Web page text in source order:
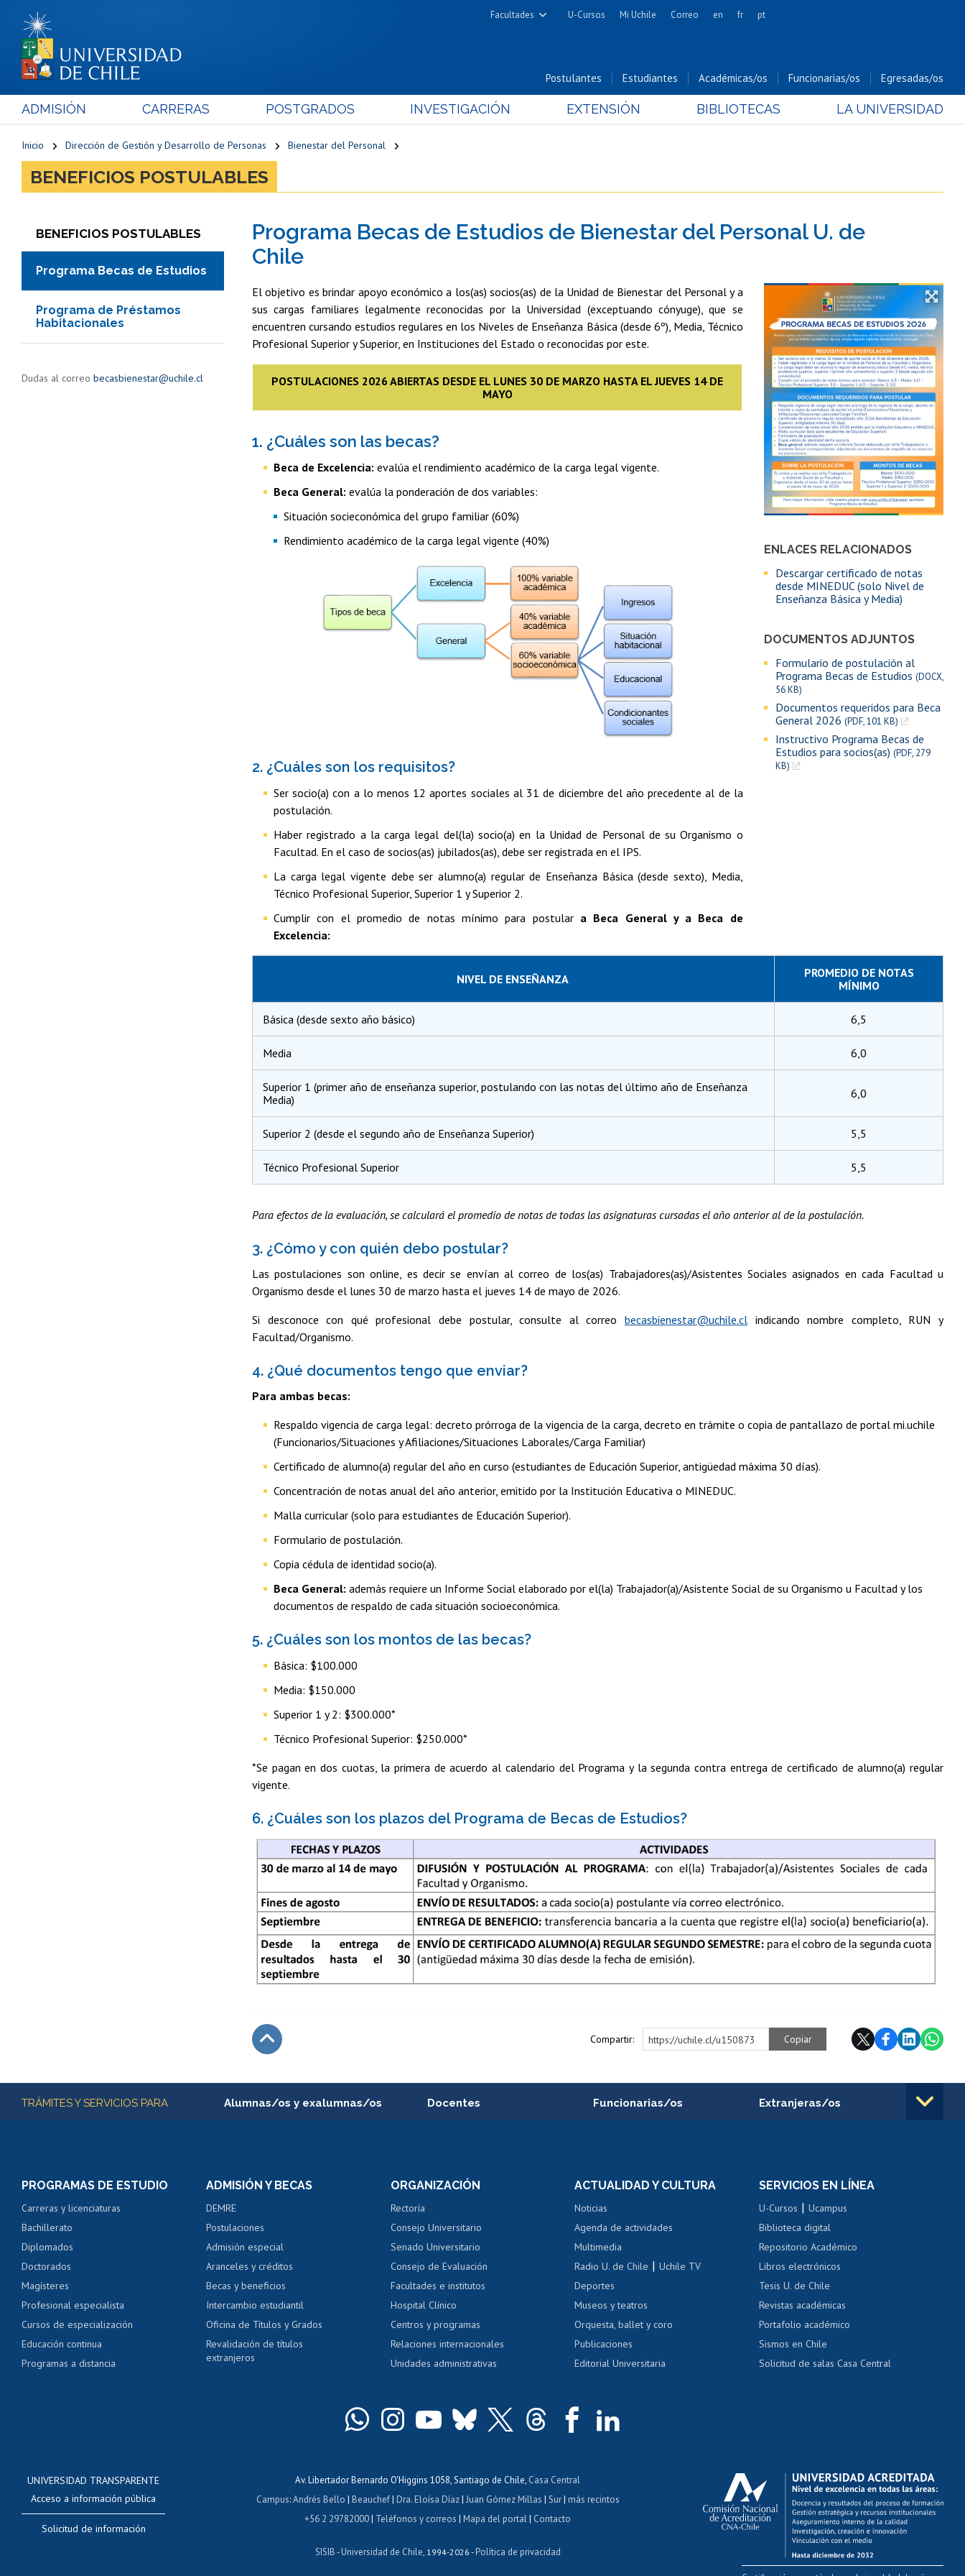
Facultades
Cs. Físicas y Matemáticas
Cs. Forestales y Conservación
Cs. Químicas y Farmacéuticas
Cs. Sociales
Estudios Avanzados en Educación
Estudios Internacionales
U-Cursos Mi Uchile Correo en fr pt
Postulantes Estudiantes Académicas/os Funcionarias/os Egresadas/os
ADMISIÓN CARRERAS POSTGRADOS INVESTIGACIÓN EXTENSIÓN BIBLIOTECAS LA UNIVERSIDAD
Inicio Dirección de Gestión y Desarrollo de Personas Bienestar del Personal
BENEFICIOS POSTULABLES
BENEFICIOS POSTULABLES
Programa Becas de Estudios
Programa de Préstamos
Habitacionales
Dudas al correo becasbienestar@uchile.cl
Programa Becas de Estudios de Bienestar del Personal U. de
Chile
ENLACES RELACIONADOS
Descargar certificado de notas
desde MINEDUC (solo Nivel de
Enseñanza Básica y Media)
DOCUMENTOS ADJUNTOS
Formulario de postulación al
Programa Becas de Estudios (DOCX,
56 KB)
Documentos requeridos para Beca
General 2026 (PDF, 101 KB)
Instructivo Programa Becas de
Estudios para socios(as) (PDF, 279
KB)
El objetivo es brindar apoyo económico a los(as) socios(as) de la Unidad de Bienestar del Personal y a
sus cargas familiares legalmente reconocidas por la Universidad (exceptuando cónyuge), que se
encuentren cursando estudios regulares en los Niveles de Enseñanza Básica (desde 6º), Media, Técnico
Profesional Superior y Superior, en Instituciones del Estado o reconocidas por este.
POSTULACIONES 2026 ABIERTAS DESDE EL LUNES 30 DE MARZO HASTA EL JUEVES 14 DE
MAYO
1. ¿Cuáles son las becas?
Beca de Excelencia: evalúa el rendimiento académico de la carga legal vigente.
Beca General: evalúa la ponderación de dos variables:
Situación socieconómica del grupo familiar (60%)
Rendimiento académico de la carga legal vigente (40%)
2. ¿Cuáles son los requisitos?
Ser socio(a) con a lo menos 12 aportes sociales al 31 de diciembre del año precedente al de la
postulación.
Haber registrado a la carga legal del(la) socio(a) en la Unidad de Personal de su Organismo o
Facultad. En el caso de socios(as) jubilados(as), debe ser registrada en el IPS.
La carga legal vigente debe ser alumno(a) regular de Enseñanza Básica (desde sexto), Media,
Técnico Profesional Superior, Superior 1 y Superior 2.
Cumplir con el promedio de notas mínimo para postular a Beca General y a Beca de
Excelencia:
NIVEL DE ENSEÑANZA
PROMEDIO DE NOTAS
MÍNIMO
Básica (desde sexto año básico) 6,5
Media 6,0
Superior 1 (primer año de enseñanza superior, postulando con las notas del último año de Enseñanza
Media)
6,0
Superior 2 (desde el segundo año de Enseñanza Superior) 5,5
Técnico Profesional Superior 5,5
Para efectos de la evaluación, se calculará el promedio de notas de todas las asignaturas cursadas el año anterior al de la postulación.
3. ¿Cómo y con quién debo postular?
Las postulaciones son online, es decir se envían al correo de los(as) Trabajadores(as)/Asistentes Sociales asignados en cada Facultad u
Organismo desde el lunes 30 de marzo hasta el jueves 14 de mayo de 2026.
Si desconoce con qué profesional debe postular, consulte al correo becasbienestar@uchile.cl indicando nombre completo, RUN y
Facultad/Organismo.
4. ¿Qué documentos tengo que enviar?
Para ambas becas:
Respaldo vigencia de carga legal: decreto prórroga de la vigencia de la carga, decreto en trámite o copia de pantallazo de portal mi.uchile
(Funcionarios/Situaciones y Afiliaciones/Situaciones Laborales/Carga Familiar)
Certificado de alumno(a) regular del año en curso (estudiantes de Educación Superior, antigüedad máxima 30 días).
Concentración de notas anual del año anterior, emitido por la Institución Educativa o MINEDUC.
Malla curricular (solo para estudiantes de Educación Superior).
Formulario de postulación.
Copia cédula de identidad socio(a).
Beca General: además requiere un Informe Social elaborado por el(la) Trabajador(a)/Asistente Social de su Organismo u Facultad y los
documentos de respaldo de cada situación socioeconómica.
5. ¿Cuáles son los montos de las becas?
Básica: $100.000
Media: $150.000
Superior 1 y 2: $300.000*
Técnico Profesional Superior: $250.000*
*Se pagan en dos cuotas, la primera de acuerdo al calendario del Programa y la segunda contra entrega de certificado de alumno(a) regular
vigente.
6. ¿Cuáles son los plazos del Programa de Becas de Estudios?
Compartir: https://uchile.cl/u150873 Copiar
Más información
TRÁMITES Y SERVICIOS PARA Alumnas/os y exalumnas/os
Servicio médico y dental
Pago de arancel y crédito alumnos
Pago de arancel y crédito exalumnos
Certificado de títulos y grados
Docentes
Perfeccionamiento
Evaluación docente
Calificación académica
Postulación al AUCAI
Funcionarias/os
Portal de movilidad interna
Certificado de renta
Certificado de renta
Extranjeras/os
Cursos de español
Mi Uchile Ayuda tecnológica Tarjeta TUI Acoso laboral, sexual y violencia Denuncias administrativas
PROGRAMAS DE ESTUDIO
Carreras y licenciaturas
Bachillerato
Diplomados
Doctorados
Magísteres
Profesional especialista
Cursos de especialización
Educación continua
Programas a distancia
ADMISIÓN Y BECAS
DEMRE
Postulaciones
Admisión especial
Aranceles y créditos
Becas y beneficios
Intercambio estudiantil
Oficina de Títulos y Grados
Revalidación de títulos
extranjeros
ORGANIZACIÓN
Rectoría
Consejo Universitario
Senado Universitario
Consejo de Evaluación
Facultades e institutos
Hospital Clínico
Centros y programas
Relaciones internacionales
Unidades administrativas
ACTUALIDAD Y CULTURA
Noticias
Agenda de actividades
Multimedia
Radio U. de Chile |Uchile TV
Deportes
Museos y teatros
Orquesta, ballet y coro
Publicaciones
Editorial Universitaria
SERVICIOS EN LÍNEA
U-Cursos |Ucampus
Biblioteca digital
Repositorio Académico
Libros electrónicos
Tesis U. de Chile
Revistas académicas
Portafolio académico
Sismos en Chile
Solicitud de salas Casa Central
UNIVERSIDAD TRANSPARENTE
Acceso a información pública
Solicitud de información
Av. Libertador Bernardo O'Higgins 1058, Santiago de Chile, Casa Central
Campus:Andrés Bello | Beauchef| Dra. Eloísa Díaz| Juan Gómez Millas | Sur| más recintos
+56 2 29782000| Teléfonos y correos |Mapa del portal| Contacto
SISIB -Universidad de Chile , 1994-2026 -Política de privacidad